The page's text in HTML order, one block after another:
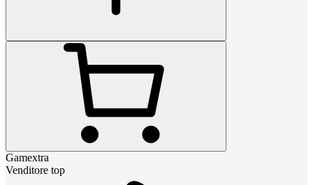
Gamextra
Venditore top